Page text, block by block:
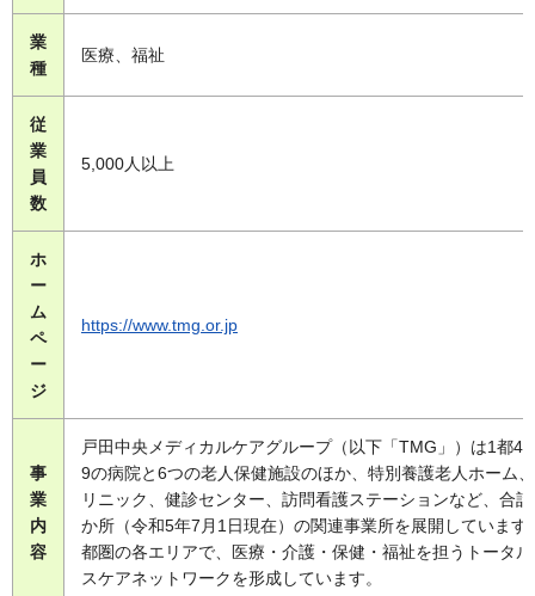
業
種
医療、福祉
従
業
員
数
5,000人以上
ホ
ー
ム
ペ
ー
ジ
https://www.tmg.or.jp
事
業
内
容
戸田中央メディカルケアグループ（以下「TMG」）は1都4
9の病院と6つの老人保健施設のほか、特別養護老人ホーム
リニック、健診センター、訪問看護ステーションなど、合
か所（令和5年7月1日現在）の関連事業所を展開しています
都圏の各エリアで、医療・介護・保健・福祉を担うトータ
スケアネットワークを形成しています。